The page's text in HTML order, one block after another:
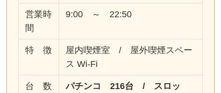
営業時
間
9:00 ～ 22:50
特 徴
屋内喫煙室 / 屋外喫煙スペー
ス Wi-Fi
台 数
パチンコ 216台 / スロッ